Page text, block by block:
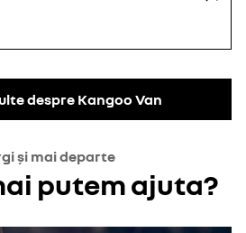
despre Kangoo Van
și mai departe
putem ajuta?